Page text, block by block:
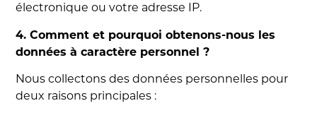
électronique ou votre adresse IP.
4. Comment et pourquoi obtenons-nous les
données à caractère personnel ?
Nous collectons des données personnelles pour
deux raisons principales :